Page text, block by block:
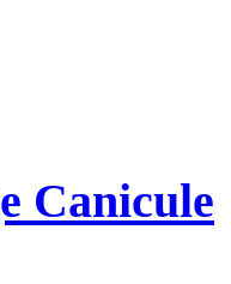
Canicule